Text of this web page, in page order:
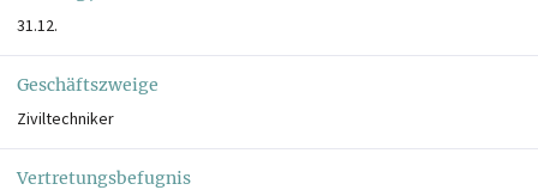
31.12.
Geschäftszweige
Ziviltechniker
Vertretungsbefugnis